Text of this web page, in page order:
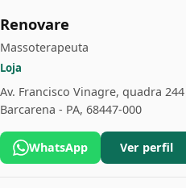
Renovare
Massoterapeuta
Loja
Av. Francisco Vinagre, quadra
Barcarena - PA, 68447-000
WhatsApp Ver perfil